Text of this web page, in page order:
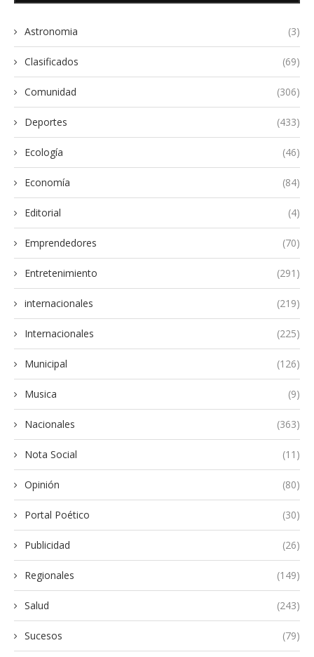
Astronomia (3)
Clasificados (69)
Comunidad (306)
Deportes (433)
Ecología (46)
Economía (84)
Editorial (4)
Emprendedores (70)
Entretenimiento (291)
internacionales (219)
Internacionales (225)
Municipal (126)
Musica (9)
Nacionales (363)
Nota Social (11)
Opinión (80)
Portal Poético (30)
Publicidad (26)
Regionales (149)
Salud (243)
Sucesos (79)